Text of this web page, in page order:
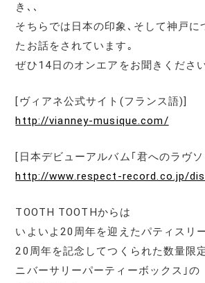
き､､
そちらでは日本の印象､そして神戸に
たお話をされています｡
ぜひ14日のオンエアをお聞きくださ
[ヴィアネ公式サイト(フランス語)]
http://vianney-musique.com/
[日本デビューアルバム｢君へのラヴ
http://www.respect-record.co.jp/
TOOTH TOOTHからは
いよいよ20周年を迎えたパティスリ
20周年を記念してつくられた数量限
ニバーサリーパーティーボックス｣の